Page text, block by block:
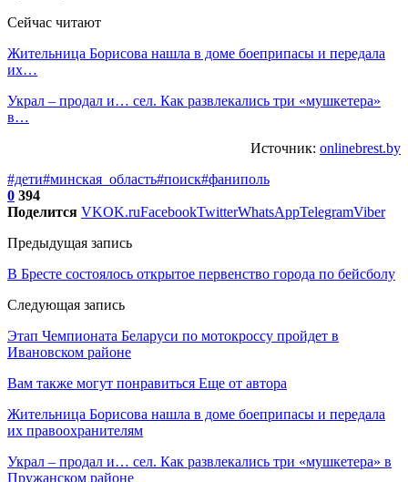
Сейчас читают
Жительница Борисова нашла в доме боеприпасы и передала
их…
Украл – продал и… сел. Как развлекались три «мушкетера»
в…
Источник: onlinebrest.by
#дети#минская_область#поиск#фаниполь
0 394
Поделится VKOK.ruFacebookTwitterWhatsAppTelegramViber
Предыдущая запись
В Бресте состоялось открытое первенство города по бейсболу
Следующая запись
Этап Чемпионата Беларуси по мотокроссу пройдет в
Ивановском районе
Вам также могут понравиться Еще от автора
Жительница Борисова нашла в доме боеприпасы и передала
их правоохранителям
Украл – продал и… сел. Как развлекались три «мушкетера» в
Пружанском районе